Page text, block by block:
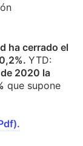
ha cerrado el
YTD:
2020 la
que supone